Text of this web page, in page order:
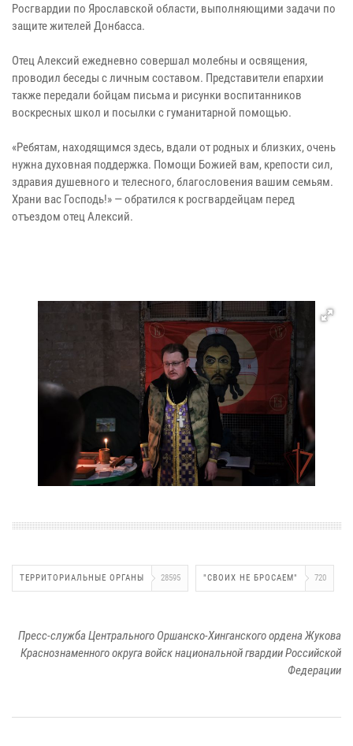
Росгвардии по Ярославской области, выполняющими задачи по
защите жителей Донбасса.
Отец Алексий ежедневно совершал молебны и освящения,
проводил беседы с личным составом. Представители епархии
также передали бойцам письма и рисунки воспитанников
воскресных школ и посылки с гуманитарной помощью.
«Ребятам, находящимся здесь, вдали от родных и близких, очень
нужна духовная поддержка. Помощи Божией вам, крепости сил,
здравия душевного и телесного, благословения вашим семьям.
Храни вас Господь!» — обратился к росгвардейцам перед
отъездом отец Алексий.
ТЕРРИТОРИАЛЬНЫЕ ОРГАНЫ 28595 "СВОИХ НЕ БРОСАЕМ" 720
Пресс-служба Центрального Оршанско-Хинганского ордена Жукова
Краснознаменного округа войск национальной гвардии Российской
Федерации